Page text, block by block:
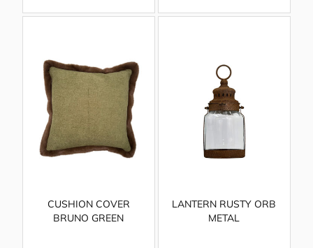
CUSHION COVER
BRUNO GREEN
LANTERN RUSTY ORB
METAL